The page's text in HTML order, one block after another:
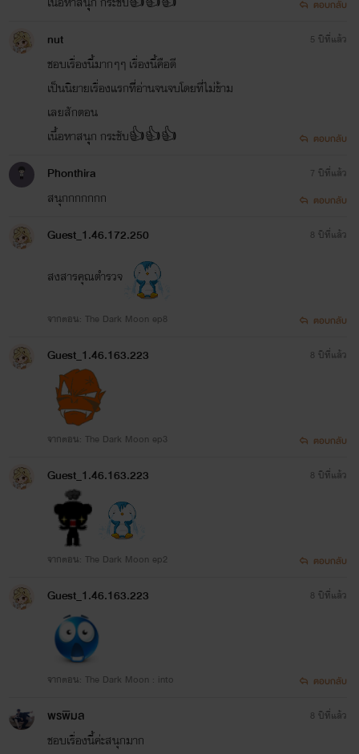
ตอบกลับ
nut
ชอบเรื่องนี้มากๆๆ เรื่องนี้คือดี
เป็นนิยายเรื่องแรกทีี่อ่านจนจบโดยที่่่ไม่ข้าม
เลยสักตอน
เนื้อหาสนุุก กระชับ👍👍👍
5 ปีที่แล้ว
ตอบกลับ
Phonthira
สนุกกกกกกก
7 ปีที่แล้ว
ตอบกลับ
Guest_1.46.172.250
สงสารคุณตำรวจ
จากตอน: The Dark Moon ep8
8 ปีที่แล้ว
ตอบกลับ
Guest_1.46.163.223
จากตอน: The Dark Moon ep3
8 ปีที่แล้ว
ตอบกลับ
Guest_1.46.163.223
จากตอน: The Dark Moon ep2
8 ปีที่แล้ว
ตอบกลับ
Guest_1.46.163.223
จากตอน: The Dark Moon : into
8 ปีที่แล้ว
ตอบกลับ
พรพิมล
ชอบเรื่องนี้ค่ะสนุกมาก
8 ปีที่แล้ว